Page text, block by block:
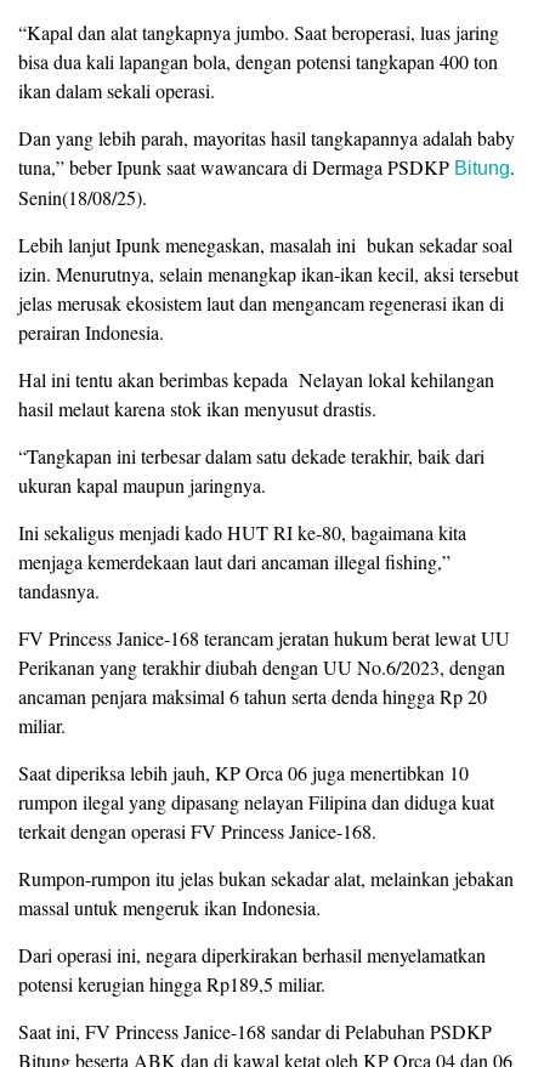
“Kapal dan alat tangkapnya jumbo. Saat beroperasi, luas jaring
bisa dua kali lapangan bola, dengan potensi tangkapan 400 ton
ikan dalam sekali operasi.
Dan yang lebih parah, mayoritas hasil tangkapannya adalah baby
tuna,” beber Ipunk saat wawancara di Dermaga PSDKP Bitung.
Senin(18/08/25).
Lebih lanjut Ipunk menegaskan, masalah ini bukan sekadar soal
izin. Menurutnya, selain menangkap ikan-ikan kecil, aksi tersebut
jelas merusak ekosistem laut dan mengancam regenerasi ikan di
perairan Indonesia.
Hal ini tentu akan berimbas kepada Nelayan lokal kehilangan
hasil melaut karena stok ikan menyusut drastis.
“Tangkapan ini terbesar dalam satu dekade terakhir, baik dari
ukuran kapal maupun jaringnya.
Ini sekaligus menjadi kado HUT RI ke-80, bagaimana kita
menjaga kemerdekaan laut dari ancaman illegal fishing,”
tandasnya.
FV Princess Janice-168 terancam jeratan hukum berat lewat UU
Perikanan yang terakhir diubah dengan UU No.6/2023, dengan
ancaman penjara maksimal 6 tahun serta denda hingga Rp 20
miliar.
Saat diperiksa lebih jauh, KP Orca 06 juga menertibkan 10
rumpon ilegal yang dipasang nelayan Filipina dan diduga kuat
terkait dengan operasi FV Princess Janice-168.
Rumpon-rumpon itu jelas bukan sekadar alat, melainkan jebakan
massal untuk mengeruk ikan Indonesia.
Dari operasi ini, negara diperkirakan berhasil menyelamatkan
potensi kerugian hingga Rp189,5 miliar.
Saat ini, FV Princess Janice-168 sandar di Pelabuhan PSDKP
Bitung beserta ABK dan di kawal ketat oleh KP Orca 04 dan 06